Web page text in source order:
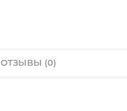
ОТЗЫВЫ (0)